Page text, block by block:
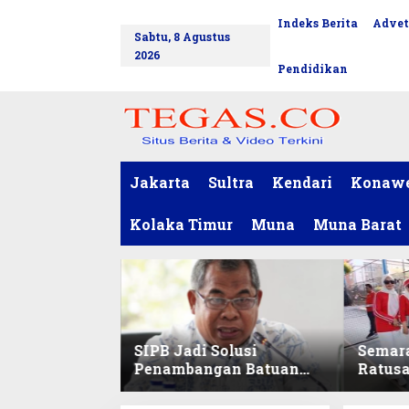
Sabtu, 8 Agustus
2026
Indeks Berita
Pendidikan
Jakarta Sultra Kendari
Kolaka Timur Muna Muna Barat
SIPB Jadi Solusi
Penambangan Batuan
Komoditas ex-Golongan